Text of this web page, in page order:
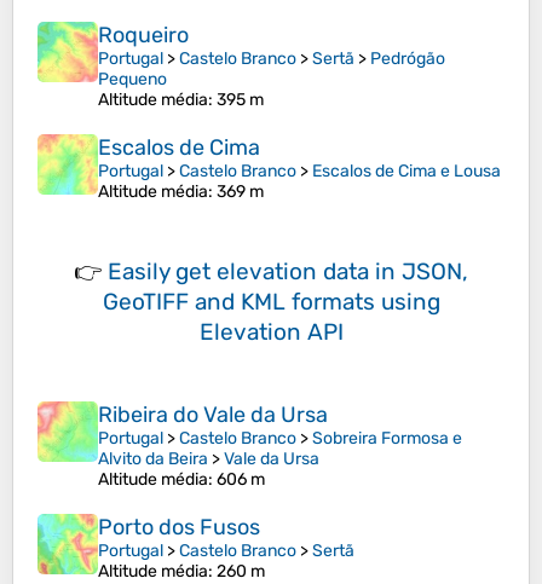
Roqueiro
Portugal >Castelo Branco >Sertã > Pedrógão
Pequeno
Altitude média: 395 m
Escalos de Cima
Portugal >Castelo Branco > Escalos de Cima e Lousa
Altitude média: 369 m
👉 Easily get elevation data in JSON,
GeoTIFF and KML formats using
Elevation API
Ribeira do Vale da Ursa
Portugal >Castelo Branco >Sobreira Formosa e
Alvito da Beira >Vale da Ursa
Altitude média: 606 m
Porto dos Fusos
Portugal >Castelo Branco >Sertã
Altitude média: 260 m